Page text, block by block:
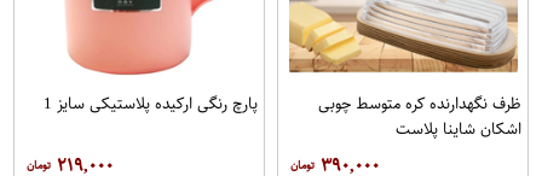
ظرف نگهدارنده کره متوسط چوبی
اشکان شاینا پلاست
۳۹۰,۰۰۰
پارچ رنگی ارکیده پلاستیکی سایز 1
۲۱۹,۰۰۰